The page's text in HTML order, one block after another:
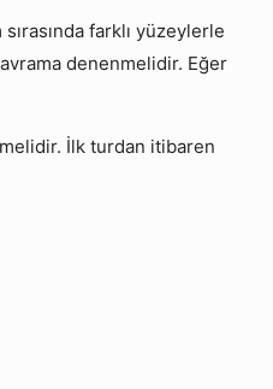
farklı yüzeylerle
denenmelidir. Eğer
İlk turdan itibaren